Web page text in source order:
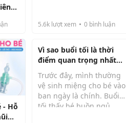
thấp còi nên vội vàng
cho trẻ dùng nhiều lo...
5.6klượt xem 0bình luận
- Hỗ
Vì sao buổi tối là thời
điểm quan trọng nhất
để vệ sinh răng miệng
cho bé?
Trước đây, mình thường
vệ sinh miệng cho bé vào
ban ngày là chính. Buổi
tối thấy bé buồn ngủ,